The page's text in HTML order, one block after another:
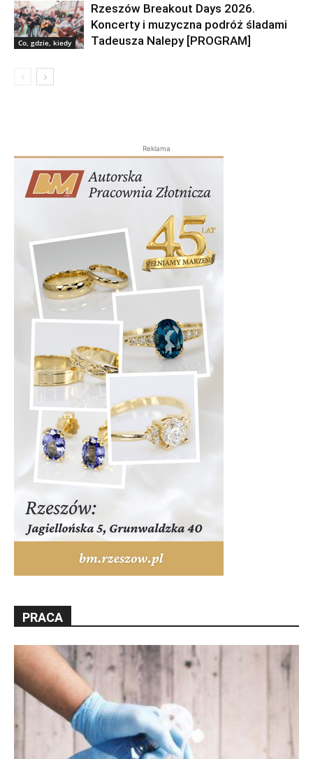
Co, gdzie, kiedy
Rzeszów Breakout Days 2026.
Koncerty i muzyczna podróż śladami
Tadeusza Nalepy [PROGRAM]
Reklama
PRACA